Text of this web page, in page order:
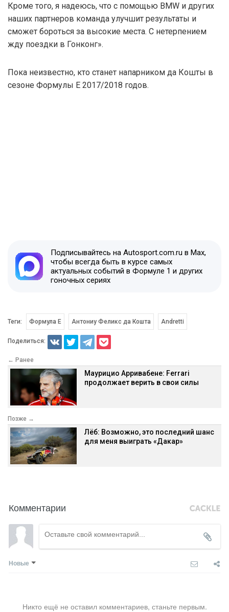
Кроме того, я надеюсь, что с помощью BMW и других
наших партнеров команда улучшит результаты и
сможет бороться за высокие места. С нетерпением
жду поездки в Гонконг».
Пока неизвестно, кто станет напарником да Кошты в
сезоне Формулы Е 2017/2018 годов.
Подписывайтесь на Autosport.com.ru в Max,
чтобы всегда быть в курсе самых
актуальных событий в Формуле 1 и других
гоночных сериях
Теги: Формула E Антониу Феликс да Кошта Andretti
Поделиться:
← Ранее
Маурицио Арривабене: Ferrari
продолжает верить в свои силы
Позже →
Лёб: Возможно, это последний шанс
для меня выиграть «Дакар»
Комментарии
Новые
Никто ещё не оставил комментариев, станьте первым.